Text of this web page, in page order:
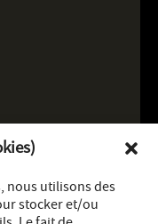
nous utilisons des
stocker et/ou